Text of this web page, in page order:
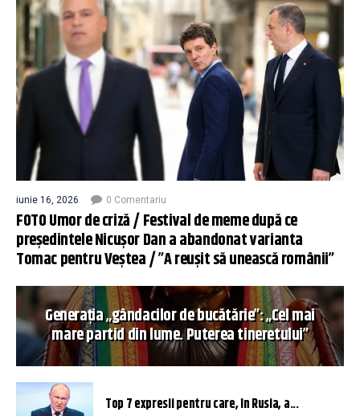
iunie 16, 2026 0 Comentariu
FOTO Umor de criză / Festival de meme după ce
președintele Nicușor Dan a abandonat varianta
Tomac pentru Veștea / ”A reușit să unească românii”
Generația „gândacilor de bucătărie”: „Cel mai
mare partid din lume. Puterea tineretului”
Top 7 expresii pentru care, în Rusia, a...